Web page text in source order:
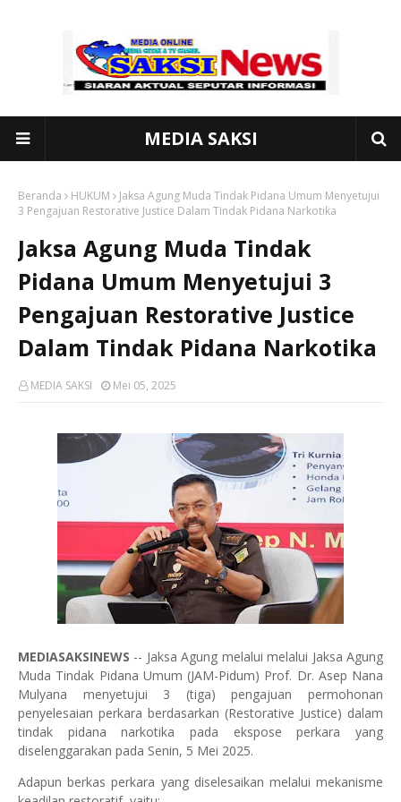
MEDIA SAKSI
Beranda HUKUM
Jaksa Agung Muda Tindak Pidana Umum Menyetujui
3 Pengajuan Restorative Justice Dalam Tindak Pidana Narkotika
Jaksa Agung Muda Tindak
Pidana Umum Menyetujui 3
Pengajuan Restorative Justice
Dalam Tindak Pidana Narkotika
MEDIA SAKSI Mei 05, 2025
MEDIASAKSINEWS -- Jaksa Agung melalui melalui Jaksa Agung
Muda Tindak Pidana Umum (JAM-Pidum) Prof. Dr. Asep Nana
Mulyana menyetujui 3 (tiga) pengajuan permohonan
penyelesaian perkara berdasarkan (Restorative Justice) dalam
tindak pidana narkotika pada ekspose perkara yang
diselenggarakan pada Senin, 5 Mei 2025.
Adapun berkas perkara yang diselesaikan melalui mekanisme